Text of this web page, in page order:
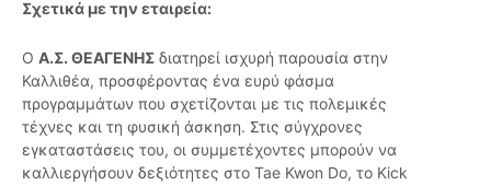
Σχετικά με την εταιρεία:
Ο Α.Σ. ΘΕΑΓΕΝΗΣ διατηρεί ισχυρή παρουσία στην
Καλλιθέα, προσφέροντας ένα ευρύ φάσμα
προγραμμάτων που σχετίζονται με τις πολεμικές
τέχνες και τη φυσική άσκηση. Στις σύγχρονες
εγκαταστάσεις του, οι συμμετέχοντες μπορούν να
καλλιεργήσουν δεξιότητες στο Tae Kwon Do, το Kick